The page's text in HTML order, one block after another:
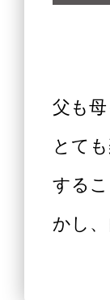
父も
とて
する
かし